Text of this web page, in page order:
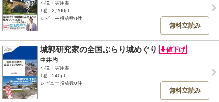
小説・実用書
1巻
2,200pt
レビュー投稿数0件
無料立読み
城郭研究家の全国ぶらり城めぐり
中井均
小説・実用書
1巻
540pt
レビュー投稿数0件
無料立読み